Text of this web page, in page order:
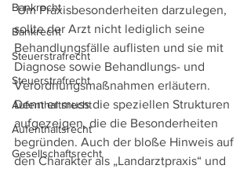
Bankrecht
Bankrecht
Steuerstrafrecht
Steuerstrafrecht
Aufenthaltsrecht
Aufenthaltsrecht
Gesellschaftsrecht
Um Praxisbesonderheiten darzulegen,
sollte der Arzt nicht lediglich seine
Behandlungsfälle auflisten und sie mit
Diagnose sowie Behandlungs- und
Verordnungsmaßnahmen erläutern.
Denn er muss die speziellen Strukturen
aufgezeigen, die die Besonderheiten
begründen. Auch der bloße Hinweis auf
den Charakter als „Landarztpraxis“ und